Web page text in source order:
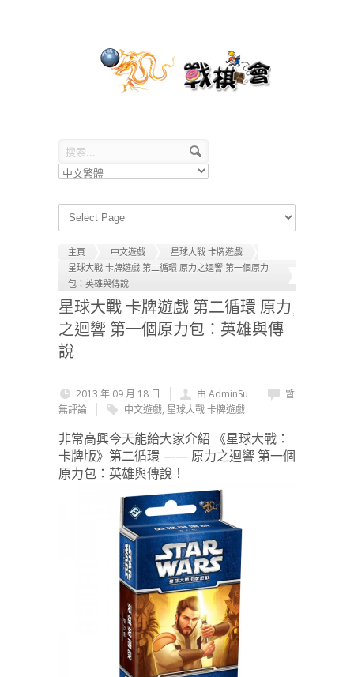
主頁 中文遊戲
星球大戰 卡牌遊戲
星球大戰 卡牌遊戲 第二循環 原力之迴響 第一個原力
包：英雄與傳說
星球大戰 卡牌遊戲 第二循環 原力
之迴響 第一個原力包：英雄與傳
說
2013 年 09 月 18 日 由 AdminSu
暫
無評論
中文遊戲, 星球大戰 卡牌遊戲
非常高興今天能給大家介紹 《星球大戰：
卡牌版》第二循環 —— 原力之迴響 第一個
原力包：英雄與傳說！